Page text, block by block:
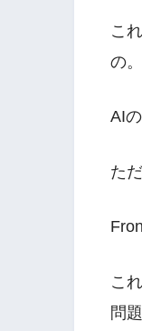
こ
の。
AI
た
こ
問